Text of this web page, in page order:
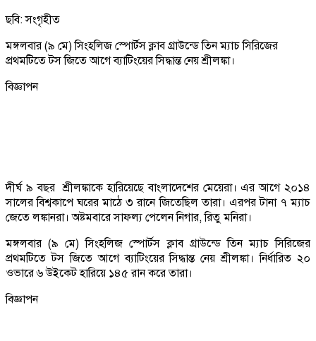
ছবি: সংগৃহীত
মঙ্গলবার (৯ মে) সিংহলিজ স্পোর্টস ক্লাব গ্রাউন্ডে তিন ম্যাচ সিরিজের
প্রথমটিতে টস জিতে আগে ব্যাটিংয়ের সিদ্ধান্ত নেয় শ্রীলঙ্কা।
বিজ্ঞাপন
দীর্ঘ ৯ বছর শ্রীলঙ্কাকে হারিয়েছে বাংলাদেশের মেয়েরা। এর আগে ২০১৪
সালের বিশ্বকাপে ঘরের মাঠে ৩ রানে জিতেছিল তারা। এরপর টানা ৭ ম্যাচ
জেতে লঙ্কানরা। অষ্টমবারে সাফল্য পেলেন নিগার, রিতু মনিরা।
মঙ্গলবার (৯ মে) সিংহলিজ স্পোর্টস ক্লাব গ্রাউন্ডে তিন ম্যাচ সিরিজের
প্রথমটিতে টস জিতে আগে ব্যাটিংয়ের সিদ্ধান্ত নেয় শ্রীলঙ্কা। নির্ধারিত ২০
ওভারে ৬ উইকেট হারিয়ে ১৪৫ রান করে তারা।
বিজ্ঞাপন